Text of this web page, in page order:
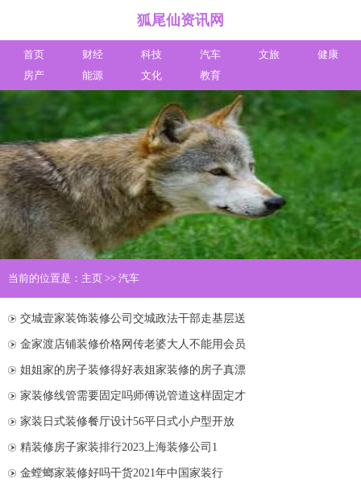
狐尾仙资讯网
首页 财经 科技 汽车 文旅
健康
房产
能源 文化 教育
当前的位置是： 主页 >> 汽车
交城壹家装饰装修公司交城政法干部走基层送
金家渡店铺装修价格网传老婆大人不能用会员
姐姐家的房子装修得好表姐家装修的房子真漂
家装修线管需要固定吗师傅说管道这样固定才
家装日式装修餐厅设计56平日式小户型开放
精装修房子家装排行2023上海装修公司1
金螳螂家装修好吗干货2021年中国家装行